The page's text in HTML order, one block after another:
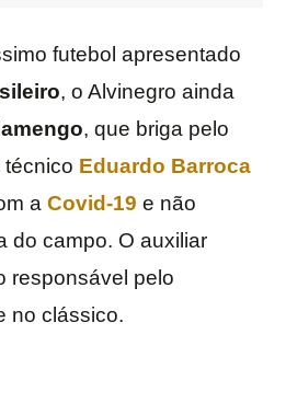
futebol apresentado
, o Alvinegro ainda
, que briga pelo
técnico Eduardo Barroca
a Covid-19 e não
do campo. O auxiliar
responsável pelo
no clássico.